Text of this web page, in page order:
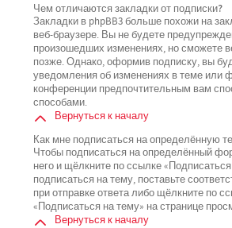
Чем отличаются закладки от подписки?
Закладки в phpBB3 больше похожи на
веб-браузере. Вы не будете
произошедших изменениях, но сможете
позже. Однако, оформив подписку, вы
уведомления об изменениях в теме или
конференции предпочтительным вам
способами.
Вернуться к началу
Как мне подписаться на определённую
Чтобы подписаться на определённый
него и щёлкните по ссылке
подписаться на тему, поставьте
при отправке ответа либо щёлкните по
«Подписаться на тему» на странице
Вернуться к началу